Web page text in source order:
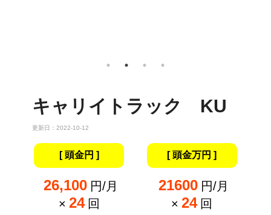
キャリイトラック KU
更新日：2022-10-12
[ 頭金円 ]
26,100 円/月
× 24 回
[ 頭金万円 ]
21600 円/月
× 24 回